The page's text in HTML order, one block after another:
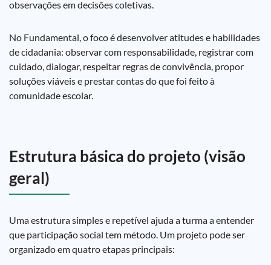
observações em decisões coletivas.
No Fundamental, o foco é desenvolver atitudes e habilidades
de cidadania: observar com responsabilidade, registrar com
cuidado, dialogar, respeitar regras de convivência, propor
soluções viáveis e prestar contas do que foi feito à
comunidade escolar.
Estrutura básica do projeto (visão
geral)
Uma estrutura simples e repetível ajuda a turma a entender
que participação social tem método. Um projeto pode ser
organizado em quatro etapas principais: